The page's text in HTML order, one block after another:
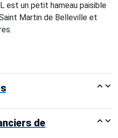
est un petit hameau paisible
Martin de Belleville et
de